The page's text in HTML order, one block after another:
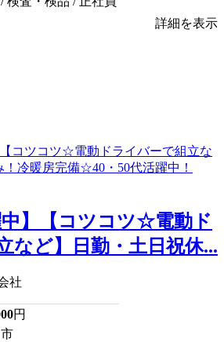
詳細を表示
中】【コツコツ☆電動ド
など】日勤・土日祝休...
社
円